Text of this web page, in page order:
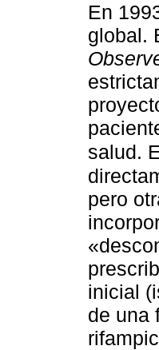
En
global.
salud.
pero
inicial
de una